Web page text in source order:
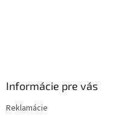
Informácie pre vás
Reklamácie